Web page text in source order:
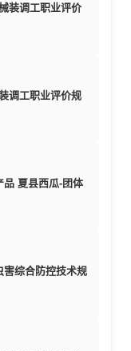
装调工职业评价
调工职业评价规
夏县西瓜-团体
综合防控技术规